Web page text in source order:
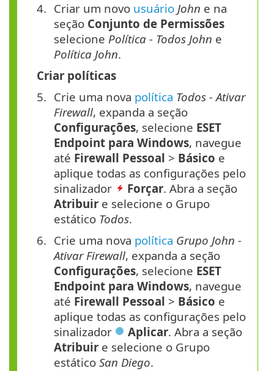
Criar um novo usuário John e na
seção Conjunto de Permissões
selecione Política - Todos John e
Política John.
Criar políticas
Crie uma nova política Todos - Ativar
Firewall, expanda a seção
Configurações, selecione ESET
Endpoint para Windows, navegue
até Firewall Pessoal > Básico e
aplique todas as configurações pelo
sinalizador
Forçar. Abra a seção
Atribuir e selecione o Grupo
estático Todos.
Crie uma nova política Grupo John -
Ativar Firewall, expanda a seção
Configurações, selecione ESET
Endpoint para Windows, navegue
até Firewall Pessoal > Básico e
aplique todas as configurações pelo
sinalizador
Aplicar. Abra a seção
Atribuir e selecione o Grupo
estático San Diego.